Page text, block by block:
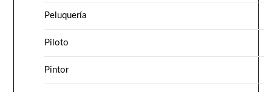
Peluquería
Piloto
Pintor